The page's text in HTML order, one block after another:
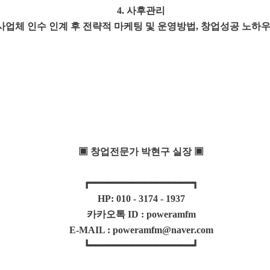
4. 사후관리
업체 인수 인계 후 전략적 마케팅 및 운영방법, 창업성공 노하
▣ 창업전문가 박현구 실장 ▣
┏━━━━━━━━━━━━━━━━━┓
HP: 010 - 3174 - 1937
카카오톡 ID : poweramfm
E-MAIL : poweramfm@naver.com
┗━━━━━━━━━━━━━━━━━┛